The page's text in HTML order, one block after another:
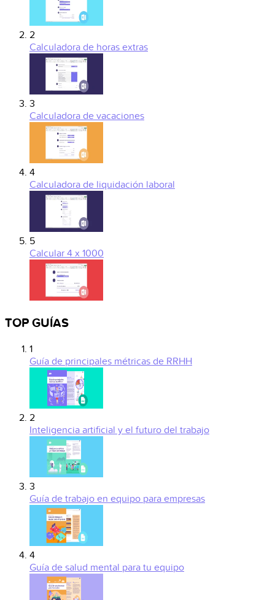
2
Calculadora de horas extras
3
Calculadora de vacaciones
4
Calculadora de liquidación laboral
5
Calcular 4 x 1000
TOP GUÍAS
1
Guía de principales métricas de RRHH
2
Inteligencia artificial y el futuro del trabajo
3
Guía de trabajo en equipo para empresas
4
Guía de salud mental para tu equipo